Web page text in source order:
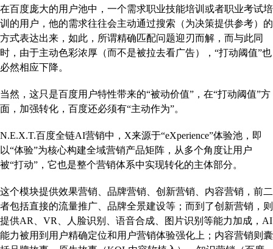
在百度庞大的用户池中，一个需求职业技能培训或者职业考试培
训的用户，他的需求往往会主动通过搜索（为决策提供参考）的
方式表达出来，如此，所谓精确匹配问题迎刃而解，而与此同
时，由于主动色彩浓厚（而不是被拉去看广告），“打动阈值”也
必然相应下降。
当然，这只是百度用户特性带来的“被动价值”，在“打动阈值”方
面，加强转化，百度还必须有“主动作为”。
N.E.X.T.百度全链AI营销中，X来源于“eXperience”体验池，即
以“体验”为核心构建全域营销产品矩阵，从多个角度让用户
被“打动”，它也是整个营销体系中实现转化的主体部分。
这个模块提供效果营销、品牌营销、创新营销、内容营销，前二
者包括直接的流量推广、品牌全景建设等；而到了创新营销，则
提供AR、VR、人脸识别、语音合成、图片识别等能力加成，AI
能力被用到用户精确定位和用户营销体验强化上；内容营销则囊